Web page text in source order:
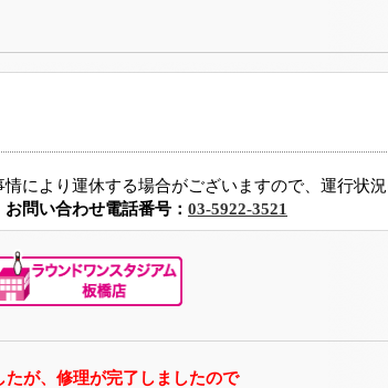
により運休する場合がございますので、運行状
お問い合わせ電話番号： 03-5922-3521
が、修理が完了しましたので